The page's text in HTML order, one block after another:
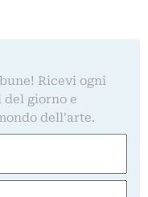
Ricevi ogni
giorno e
dell'arte.